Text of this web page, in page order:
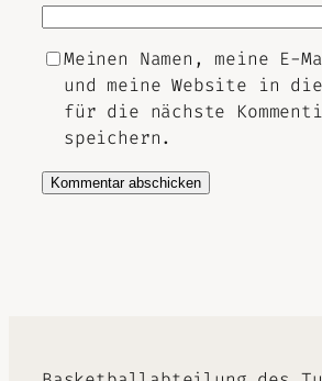
Meinen Namen, meine E-
und meine Website in
für die nächste
speichern.